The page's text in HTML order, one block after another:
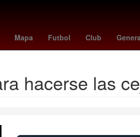
Mapa Futbol Club
tabla leagues cup sienna miller
hacerse las